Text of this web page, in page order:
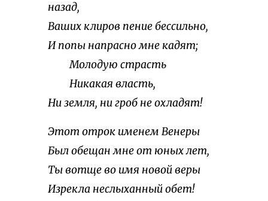
назад,
Ваших клиров пение бессильно,
И попы напрасно мне кадят;
Молодую страсть
Никакая власть,
Ни земля, ни гроб не охладят!
Этот отрок именем Венеры
Был обещан мне от юных лет,
Ты вотще во имя новой веры
Изрекла неслыханный обет!